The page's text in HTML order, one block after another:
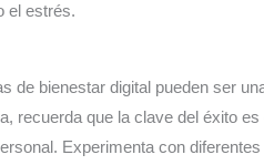
el estrés.
de bienestar digital pueden ser
recuerda que la clave del éxito
Experimenta con